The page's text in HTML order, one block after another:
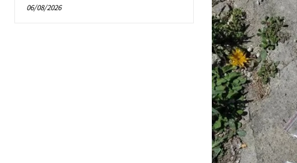
06/08/2026